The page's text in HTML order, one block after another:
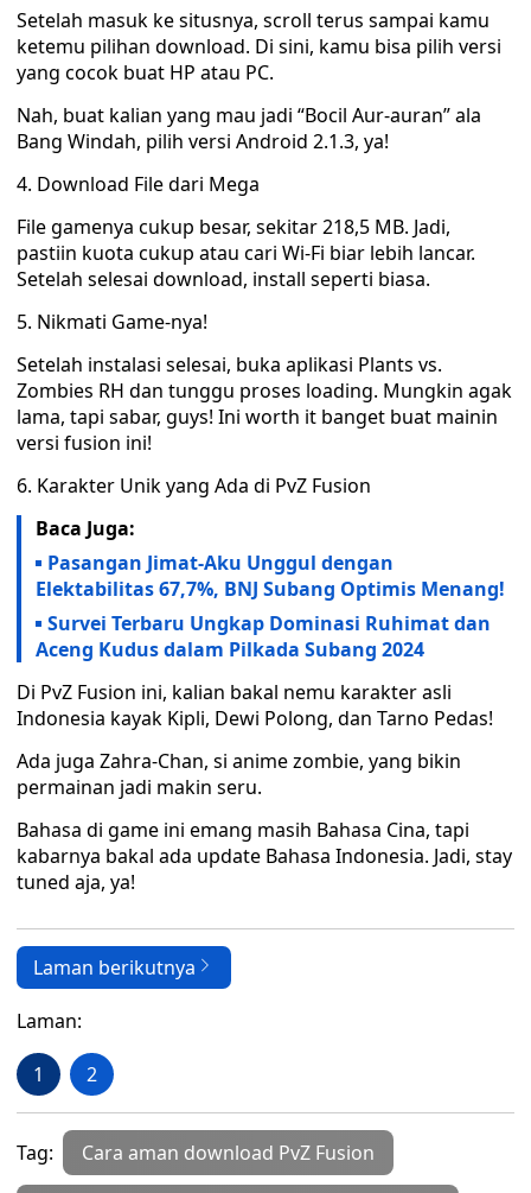
Setelah masuk ke situsnya, scroll terus sampai kamu
ketemu pilihan download. Di sini, kamu bisa pilih versi
yang cocok buat HP atau PC.
Nah, buat kalian yang mau jadi “Bocil Aur-auran” ala
Bang Windah, pilih versi Android 2.1.3, ya!
4. Download File dari Mega
File gamenya cukup besar, sekitar 218,5 MB. Jadi,
pastiin kuota cukup atau cari Wi-Fi biar lebih lancar.
Setelah selesai download, install seperti biasa.
5. Nikmati Game-nya!
Setelah instalasi selesai, buka aplikasi Plants vs.
Zombies RH dan tunggu proses loading. Mungkin agak
lama, tapi sabar, guys! Ini worth it banget buat mainin
versi fusion ini!
6. Karakter Unik yang Ada di PvZ Fusion
Baca Juga:
Pasangan Jimat-Aku Unggul dengan
Elektabilitas 67,7%, BNJ Subang Optimis Menang!
Survei Terbaru Ungkap Dominasi Ruhimat dan
Aceng Kudus dalam Pilkada Subang 2024
Di PvZ Fusion ini, kalian bakal nemu karakter asli
Indonesia kayak Kipli, Dewi Polong, dan Tarno Pedas!
Ada juga Zahra-Chan, si anime zombie, yang bikin
permainan jadi makin seru.
Bahasa di game ini emang masih Bahasa Cina, tapi
kabarnya bakal ada update Bahasa Indonesia. Jadi, stay
tuned aja, ya!
Laman berikutnya
Laman:
1 2
Tag: Cara aman download PvZ Fusion